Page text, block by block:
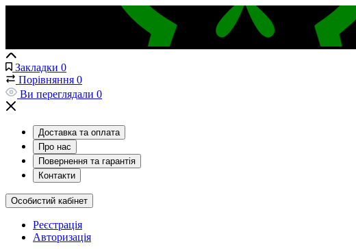
Закладки 0
Порівняння 0
Ви переглядали 0
Доставка та оплата
Про нас
Повернення та гарантія
Контакти
Особистий кабінет
Реєстрація
Авторизація